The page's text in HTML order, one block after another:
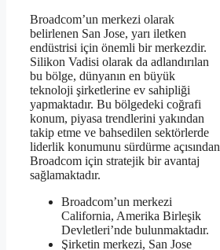
Broadcom’un merkezi olarak
belirlenen San Jose, yarı iletken
endüstrisi için önemli bir merkezdir.
Silikon Vadisi olarak da adlandırılan
bu bölge, dünyanın en büyük
teknoloji şirketlerine ev sahipliği
yapmaktadır. Bu bölgedeki coğrafi
konum, piyasa trendlerini yakından
takip etme ve bahsedilen sektörlerde
liderlik konumunu sürdürme açısından
Broadcom için stratejik bir avantaj
sağlamaktadır.
Broadcom’un merkezi
California, Amerika Birleşik
Devletleri’nde bulunmaktadır.
Şirketin merkezi, San Jose